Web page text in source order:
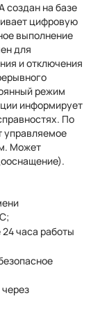
создан на базе
цифровую
выполнение
для
и отключения
режим
информирует
По
управляемое
Может
часа работы